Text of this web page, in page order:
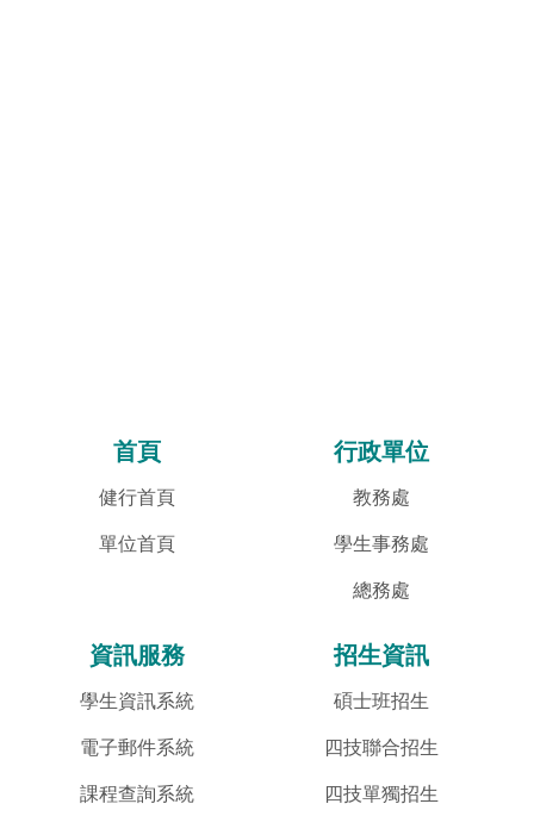
首頁
健行首頁
單位首頁
行政單位
教務處
學生事務處
總務處
資訊服務
學生資訊系統
電子郵件系統
課程查詢系統
招生資訊
碩士班招生
四技聯合招生
四技單獨招生